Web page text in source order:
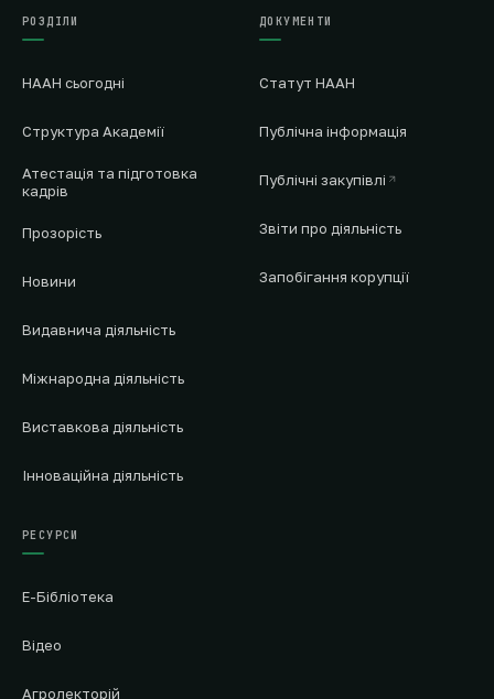
РОЗДІЛИ
НААН сьогодні
Структура Академії
Атестація та підготовка
кадрів
Прозорість
Новини
Видавнича діяльність
Міжнародна діяльність
Виставкова діяльність
Інноваційна діяльність
ДОКУМЕНТИ
Статут НААН
Публічна інформація
Публічні закупівлі
Звіти про діяльність
Запобігання корупції
РЕСУРСИ
Е-Бібліотека
Відео
Агролекторій